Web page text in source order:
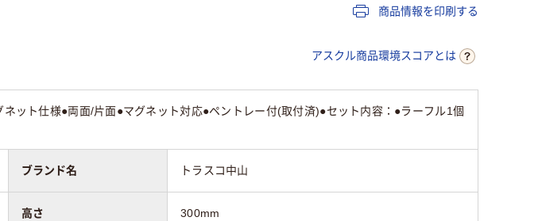
540g 500g 440g
商品情報を印刷する
アスクル商品環境スコアとは
ット仕様●両面/片面●マグネット対応●ペントレー付(取付済)●セット内容：●ラーフル1個
ブランド名 トラスコ中山
高さ 300mm